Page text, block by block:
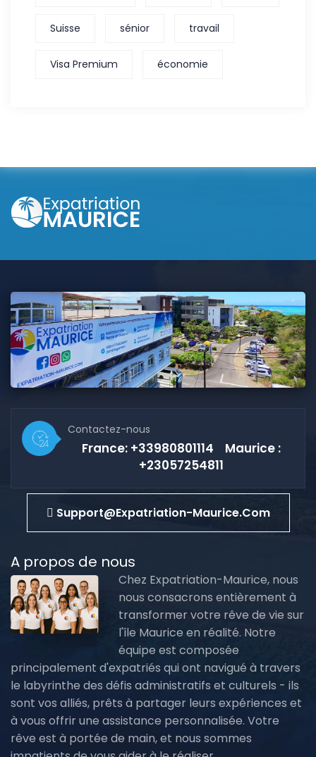
Suisse sénior travail
Visa Premium économie
Contactez-nous
France: +33980801114 Maurice :
+23057254811
Support@expatriation-Maurice.com
A propos de nous
Chez Expatriation-Maurice, nous
nous consacrons entièrement à
transformer votre rêve de vie sur
l'île Maurice en réalité. Notre
équipe est composée
principalement d'expatriés qui ont navigué à travers
le labyrinthe des défis administratifs et culturels - ils
sont vos alliés, prêts à partager leurs expériences et
à vous offrir une assistance personnalisée. Votre
rêve est à portée de main, et nous sommes